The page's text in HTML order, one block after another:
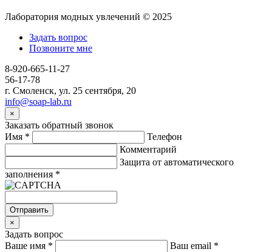
Лаборатория модных увлечений © 2025
Задать вопрос
Позвоните мне
8-920-665-11-27
56-17-78
г. Смоленск, ул. 25 сентября, 20
info@soap-lab.ru
×
Заказать обратный звонок
Имя *
Телефон
Комментарий
Защита от автоматического
заполнения *
Отправить
×
Задать вопрос
Ваше имя * Ваш email *